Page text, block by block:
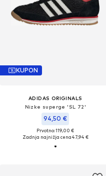
KUPON
ADIDAS ORIGINALS
Nizke superge 'SL 72'
94,50 €
Prvotno: 119,00 €
Zadnja najnižja cena47,94 €